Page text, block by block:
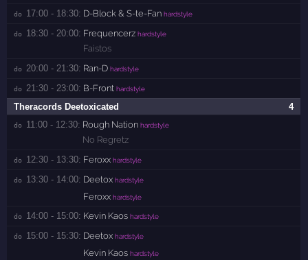
do 17:00 - 18:30: D-Block & S-te-Fan hardstyle
do 18:30 - 20:00: Frequencerz hardstyle
Faistos
do 20:00 - 21:30: Ran-D hardstyle
do 21:30 - 23:00: B-Front hardstyle
4
Theracords Deetoxicated
do 11:00 - 12:30: Rough Nation hardstyle
No Regretz
do 12:30 - 13:30: Feroxx hardstyle
do 13:30 - 14:00: Deetox hardstyle
Feroxx hardstyle
do 14:00 - 15:00: Kevin Kaos hardstyle
do 15:00 - 15:30: Deetox hardstyle
Kevin Kaos hardstyle